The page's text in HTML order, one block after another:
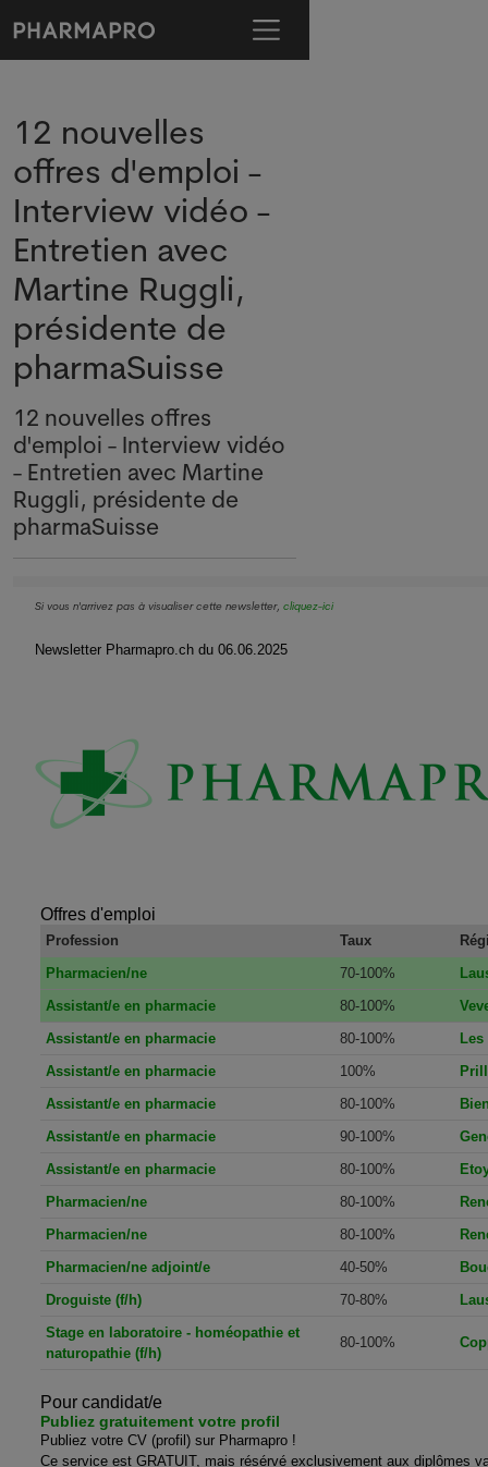
12 nouvelles
offres d'emploi -
Interview vidéo -
Entretien avec
Martine Ruggli,
présidente de
pharmaSuisse
12 nouvelles offres
d'emploi - Interview vidéo
- Entretien avec Martine
Ruggli, présidente de
pharmaSuisse
Si vous n'arrivez pas à visualiser cette newsletter, cliquez-ici
Newsletter Pharmapro.ch du 06.06.2025
Offres d'emploi
Profession Taux
Pharmacien/ne
70-100%
Assistant/e en pharmacie
80-100%
Assistant/e en pharmacie
80-100%
Les
Assistant/e en pharmacie
100%
Assistant/e en pharmacie
80-100%
Assistant/e en pharmacie
90-100%
Assistant/e en pharmacie
80-100%
Pharmacien/ne
80-100%
Pharmacien/ne
80-100%
Pharmacien/ne adjoint/e
40-50%
Droguiste (f/h)
70-80%
Stage en laboratoire - homéopathie et
naturopathie (f/h)
80-100%
Pour candidat/e
Publiez gratuitement votre profil
Publiez votre CV (profil) sur Pharmapro !
Ce service est GRATUIT, mais résérvé exclusivement aux diplômes